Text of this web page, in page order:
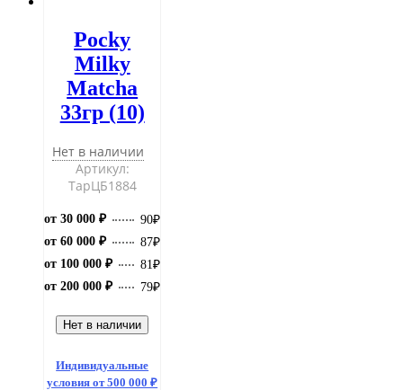
Pocky
Milky
Matcha
33гр (10)
Нет в наличии
Артикул:
ТарЦБ1884
от 30 000 ₽ 90₽
от 60 000 ₽
87₽
от 100 000 ₽
81₽
от 200 000 ₽
79₽
Нет в наличии
Индивидуальные
условия от 500 000 ₽